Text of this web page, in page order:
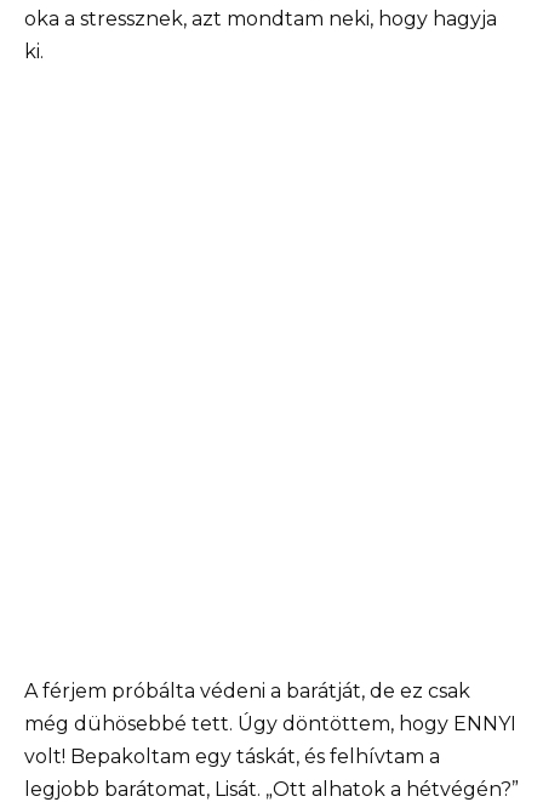
oka a stressznek, azt mondtam neki, hogy hagyja
ki.
A férjem próbálta védeni a barátját, de ez csak
még dühösebbé tett. Úgy döntöttem, hogy ENNYI
volt! Bepakoltam egy táskát, és felhívtam a
legjobb barátomat, Lisát. „Ott alhatok a hétvégén?”